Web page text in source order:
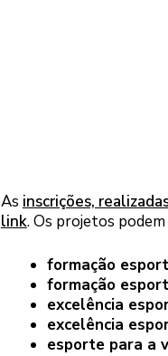
As inscrições,
link. Os projetos
formação
formação
excelência
excelência
esporte para a